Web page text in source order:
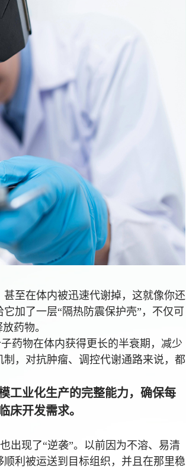
至在体内被迅速代谢掉，这就像你还
加了一层“隔热防震保护壳”，不仅可
药物。
药物在体内获得更长的半衰期，减少
，对抗肿瘤、调控代谢通路来说，都
工业化生产的完整能力，确保每
床开发需求。
出现了“逆袭”。以前因为不溶、易清
利被运送到目标组织，并且在那里稳